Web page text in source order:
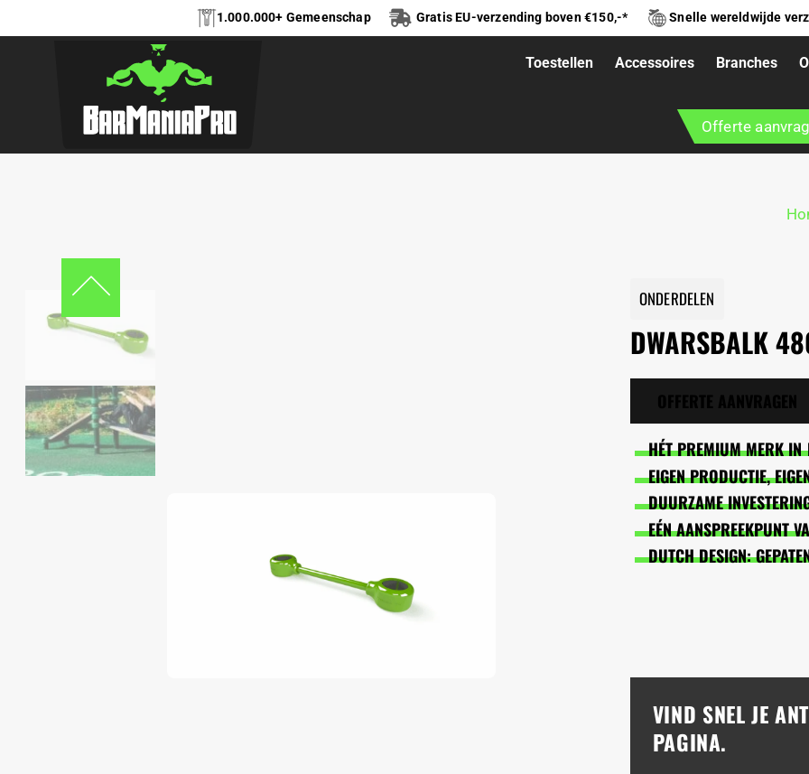
1.000.000+ Gemeenschap Gratis EU-verzending boven €150,-* Snelle wereldwijde
Toestellen Accessoires Branches
Offerte
DWARSBALK 480 MM ”KORTE BALK
ONDERDELEN
DWARSBALK
HÉT PREMIUM MERK IN
EIGEN PRODUCTIE,
DUURZAME
EÉN AANSPREEKPUNT
DUTCH DESIGN:
VIND SNEL JE
PAGINA.